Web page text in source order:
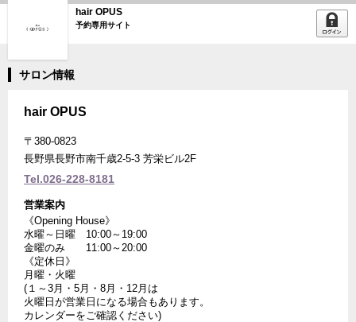
hair OPUS
予約専用サイト
サロン情報
hair OPUS
〒380-0823
長野県長野市南千歳2-5-3 芳栄ビル2F
Tel.026-228-8181
営業案内
《Opening House》
水曜～日曜 10:00～19:00
金曜のみ 11:00～20:00
《定休日》
月曜・火曜
(１～3月・5月・8月・12月は
火曜日が営業日になる場合もあります。
カレンダーをご確認ください)